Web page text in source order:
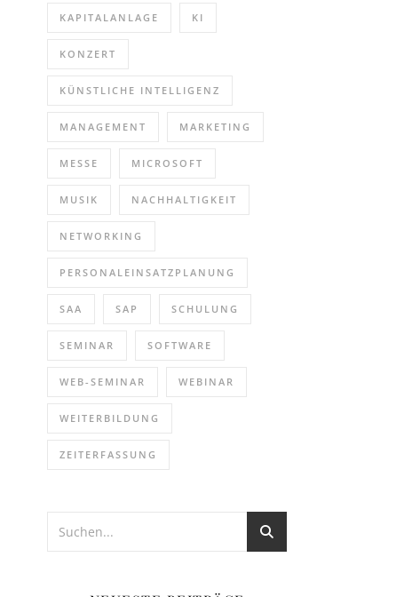
KAPITALANLAGE KI
KONZERT
KÜNSTLICHE INTELLIGENZ
MANAGEMENT MARKETING
MESSE MICROSOFT
MUSIK NACHHALTIGKEIT
NETWORKING
PERSONALEINSATZPLANUNG
SAA SAP SCHULUNG
SEMINAR SOFTWARE
WEB-SEMINAR WEBINAR
WEITERBILDUNG
ZEITERFASSUNG